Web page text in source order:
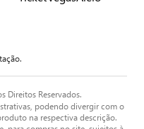
Direitos Reservados.
podendo divergir com o
na respectiva descrição.